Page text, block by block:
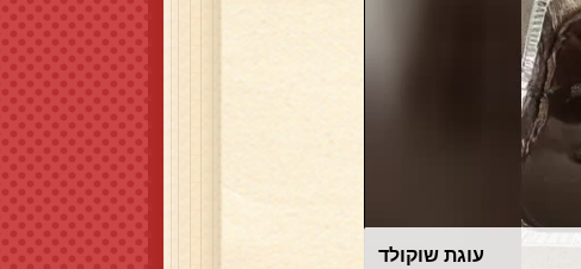
עוגת שוקולד